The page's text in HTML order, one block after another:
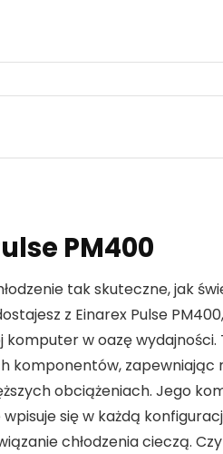
PM400
tak skuteczne, jak
z Einarex Pulse
komputer w oazę
komponentów,
obciążeniach. Jego
się w każdą
chłodzenia cieczą.